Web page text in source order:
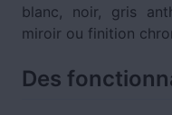
blanc, noir, gris
miroir ou finition
Des